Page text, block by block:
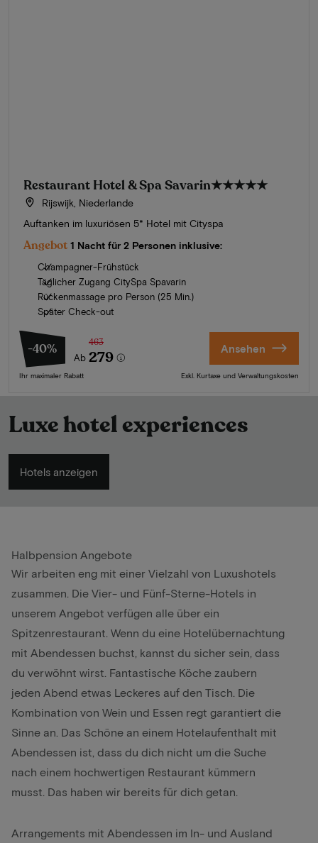
Restaurant Hotel & Spa Savarin★★★★★
Rijswijk, Niederlande
Auftanken im luxuriösen 5* Hotel mit Cityspa
Angebot 1 Nacht für 2 Personen inklusive:
Champagner-Frühstück
Täglicher Zugang CitySpa Spavarin
Rückenmassage pro Person (25 Min.)
Später Check-out
-40%
Ab
463
279
Ihr maximaler Rabatt
Ansehen
Exkl. Kurtaxe und Verwaltungskosten
Luxe hotel experiences
Hotels anzeigen
Halbpension Angebote
Wir arbeiten eng mit einer Vielzahl von Luxushotels
zusammen. Die Vier- und Fünf-Sterne-Hotels in
unserem Angebot verfügen alle über ein
Spitzenrestaurant. Wenn du eine Hotelübernachtung
mit Abendessen buchst, kannst du sicher sein, dass
du verwöhnt wirst. Fantastische Köche zaubern
jeden Abend etwas Leckeres auf den Tisch. Die
Kombination von Wein und Essen regt garantiert die
Sinne an. Das Schöne an einem Hotelaufenthalt mit
Abendessen ist, dass du dich nicht um die Suche
nach einem hochwertigen Restaurant kümmern
musst. Das haben wir bereits für dich getan.
Arrangements mit Abendessen im In- und Ausland